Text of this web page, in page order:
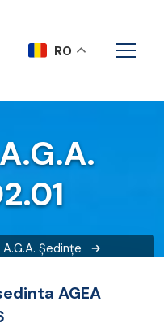
Ședințe
AGEA
RO